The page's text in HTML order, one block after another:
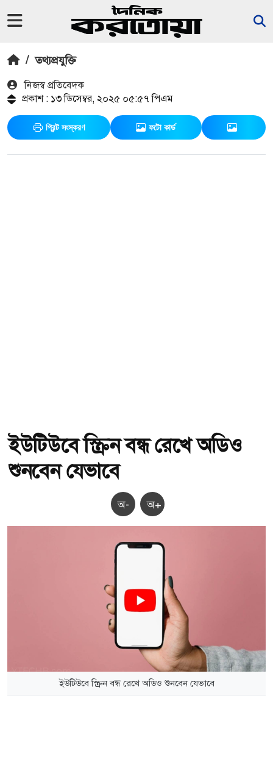
/ তথ্যপ্রযুক্তি
নিজস্ব প্রতিবেদক
প্রকাশ : ১৩ ডিসেম্বর, ২০২৫ ০৫:৫৭ পিএম
প্রিন্ট সংস্করণ ফটো কার্ড
ইউটিউবে স্ক্রিন বন্ধ রেখে অডিও
শুনবেন যেভাবে
অ- অ+
ইউটিউবে স্ক্রিন বন্ধ রেখে অডিও শুনবেন যেভাবে